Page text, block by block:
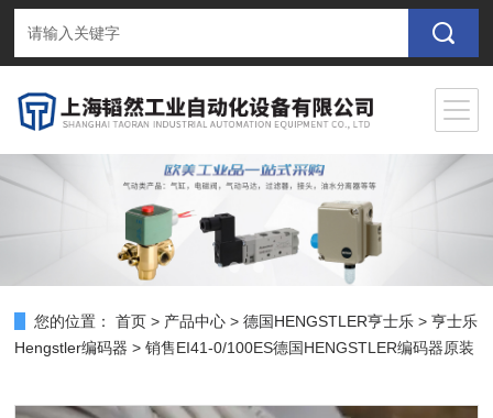
您的位置： 首页 > 产品中心 >德国HENGSTLER亨士乐 >亨士乐
Hengstler编码器 > 销售EI41-0/100ES德国HENGSTLER编码器原装